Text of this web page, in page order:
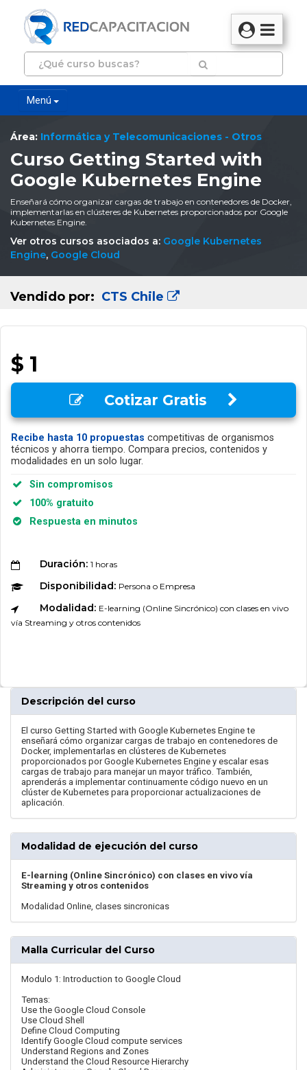
Menú
Área: Informática y Telecomunicaciones - Otros
Curso Getting Started with
Google Kubernetes Engine
Enseñará cómo organizar cargas de trabajo en contenedores de Docker,
implementarlas en clústeres de Kubernetes proporcionados por Google
Kubernetes Engine.
Ver otros cursos asociados a: Google Kubernetes
Engine, Google Cloud
Vendido por: CTS Chile
$ 1
Cotizar Gratis
Recibe hasta 10 propuestas competitivas de organismos
técnicos y ahorra tiempo. Compara precios, contenidos y
modalidades en un solo lugar.
Sin compromisos
100% gratuito
Respuesta en minutos
Duración: 1 horas
Disponibilidad: Persona o Empresa
Modalidad: E-learning (Online Sincrónico) con clases en vivo
vía Streaming y otros contenidos
Descripción del curso
El curso Getting Started with Google Kubernetes Engine te
enseñará cómo organizar cargas de trabajo en contenedores de
Docker, implementarlas en clústeres de Kubernetes
proporcionados por Google Kubernetes Engine y escalar esas
cargas de trabajo para manejar un mayor tráfico. También,
aprenderás a implementar continuamente código nuevo en un
clúster de Kubernetes para proporcionar actualizaciones de
aplicación.
Modalidad de ejecución del curso
E-learning (Online Sincrónico) con clases en vivo vía
Streaming y otros contenidos
Modalidad Online, clases sincronicas
Malla Curricular del Curso
Modulo 1: Introduction to Google Cloud
Temas:
Use the Google Cloud Console
Use Cloud Shell
Define Cloud Computing
Identify Google Cloud compute services
Understand Regions and Zones
Understand the Cloud Resource Hierarchy